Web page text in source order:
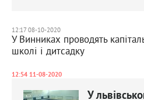
12:17 08-10-2020
У Винниках проводять
школі і дитсадку
12:54 11-08-2020
У